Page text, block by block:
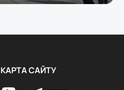
КАРТА САЙТУ